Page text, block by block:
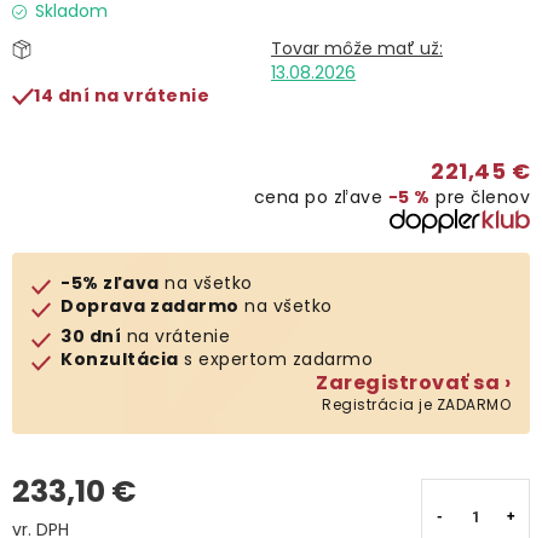
O nás
Kontakty
Skladom
13.08.2026
14 dní na vrátenie
221,45 €
cena po zľave −5 % pre členov
-5% zľava na všetko
Doprava zadarmo na všetko
30 dní na vrátenie
Konzultácia s expertom zadarmo
Zaregistrovať sa ›
Registrácia je ZADARMO
233,10 €